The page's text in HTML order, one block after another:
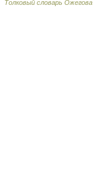
Толковый словарь Ожегова